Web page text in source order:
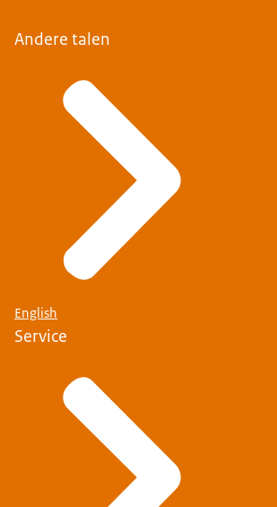
Andere talen
English
Service